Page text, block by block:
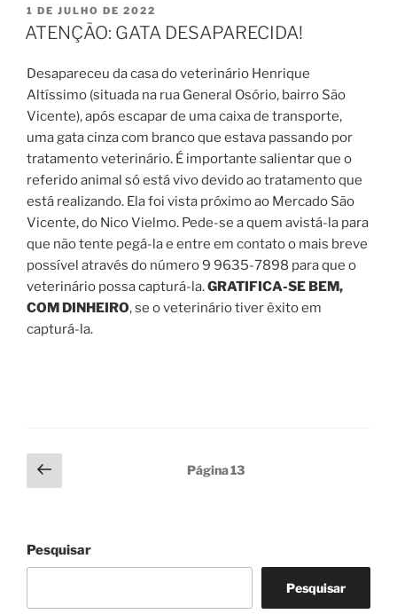
PUBLICADO
EM
1 DE JULHO DE 2022
ATENÇÃO: GATA DESAPARECIDA!
Desapareceu da casa do veterinário Henrique
Altíssimo (situada na rua General Osório, bairro São
Vicente), após escapar de uma caixa de transporte,
uma gata cinza com branco que estava passando por
tratamento veterinário. É importante salientar que o
referido animal só está vivo devido ao tratamento que
está realizando. Ela foi vista próximo ao Mercado São
Vicente, do Nico Vielmo. Pede-se a quem avistá-la para
que não tente pegá-la e entre em contato o mais breve
possível através do número 9 9635-7898 para que o
veterinário possa capturá-la.GRATIFICA-SE BEM,
COM DINHEIRO, se o veterinário tiver êxito em
capturá-la.
Paginação
de
Página
anterior
Página13
Pesquisar
Pesquisar